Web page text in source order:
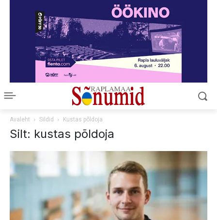
Avaleht Sildid Kustas põldoja
Silt: kustas põldoja